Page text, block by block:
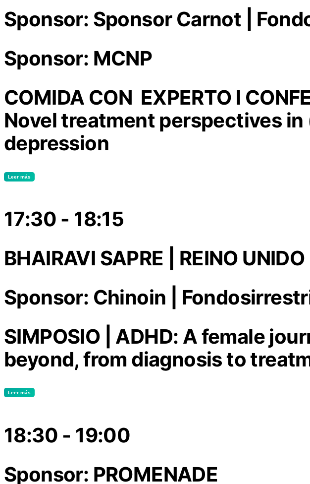
Sponsor: Sponsor Carnot |
Sponsor: MCNP
COMIDA CON EXPERTO I
Novel treatment perspectives
depression
Leer más
17:30 - 18:15
BHAIRAVI SAPRE | REINO UNIDO
Sponsor: Chinoin |
SIMPOSIO | ADHD: A female
beyond, from diagnosis to
Leer más
18:30 - 19:00
Sponsor: PROMENADE